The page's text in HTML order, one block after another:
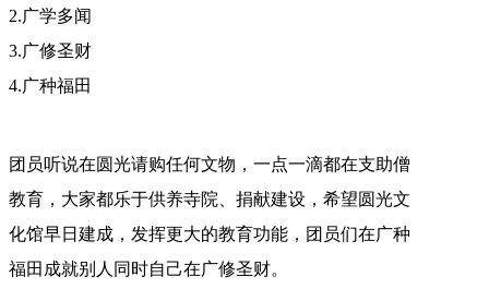
2.广学多闻
3.广修圣财
4.广种福田
团员听说在圆光请购任何文物，一点一滴都在支助僧
教育，大家都乐于供养寺院、捐献建设，希望圆光文
化馆早日建成，发挥更大的教育功能，团员们在广种
福田成就别人同时自己在广修圣财。